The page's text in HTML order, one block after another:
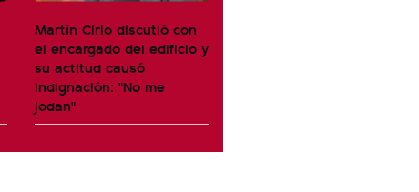
Martín Cirio discutió con
el encargado del edificio y
su actitud causó
indignación: "No me
jodan"